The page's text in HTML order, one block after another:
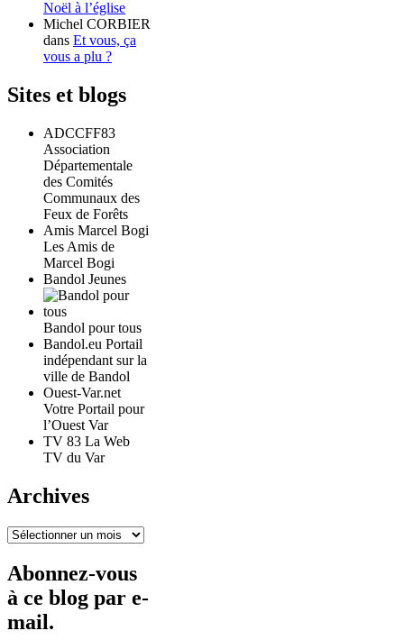
Noël à l’église
Michel CORBIER
dans Et vous, ça
vous a plu ?
Sites et blogs
ADCCFF83
Association
Départementale
des Comités
Communaux des
Feux de Forêts
Amis Marcel Bogi
Les Amis de
Marcel Bogi
Bandol Jeunes
Bandol pour tous
Bandol.eu Portail
indépendant sur la
ville de Bandol
Ouest-Var.net
Votre Portail pour
l’Ouest Var
TV 83 La Web
TV du Var
Archives
Archives
Abonnez-vous
à ce blog par e-
mail.